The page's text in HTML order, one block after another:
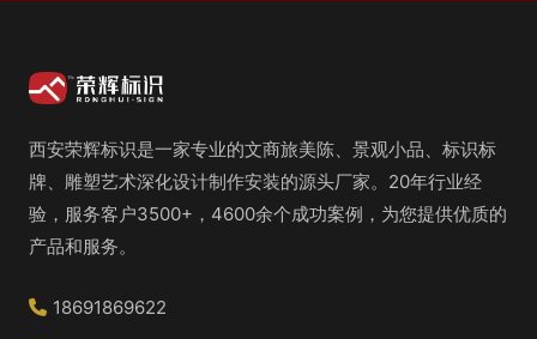
西安荣辉标识是一家专业的文商旅美陈、景观小品、标识标
牌、雕塑艺术深化设计制作安装的源头厂家。20年行业经
验，服务客户3500+，4600余个成功案例，为您提供优质的
产品和服务。
18691869622